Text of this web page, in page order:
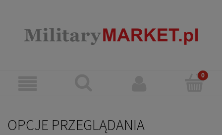
OPCJE PRZEGLĄDANIA